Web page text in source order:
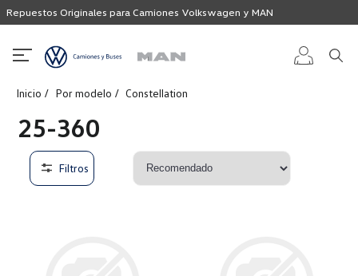
Repuestos Originales para Camiones Volkswagen y MAN
Inicio Por modelo Constellation
25-360
Filtros